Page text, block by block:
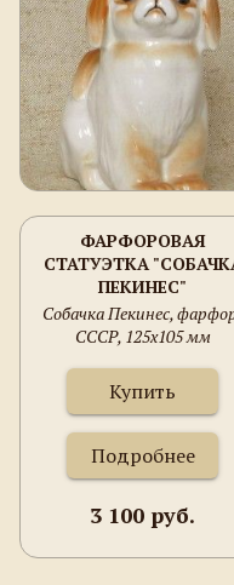
ФАРФОРОВАЯ
СТАТУЭТКА
ПЕКИНЕС"
Собачка Пекинес,
СССР, 125х105 мм
Купить
Подробнее
3 100 руб.